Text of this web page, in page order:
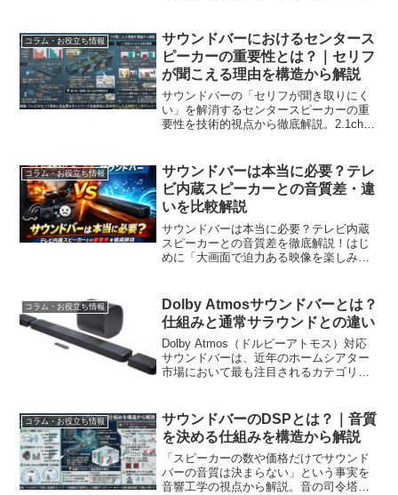
ぶつかる大きな壁があります。それが、
「サブウーファー内...
コラム・お役立ち情報
サウンドバーにおけるセンタース
ピーカーの重要性とは？｜セリフ
が聞こえる理由を構造から解説
サウンドバーの「セリフが聞き取りにく
い」を解消するセンタースピーカーの重
要性を技術的視点から徹底解説。2.1chと
で、スペック数値に騙されない本質的な
選び方と0円で改善する裏ワザを伝授しま
す。
コラム・お役立ち情報
サウンドバーは本当に必要？テレ
ビ内蔵スピーカーとの音質差・違
いを比較解説
サウンドバーは本当に必要？テレビ内蔵
スピーカーとの音質差を徹底解説！はじ
めに「大画面で迫力ある映像を楽しみた
麗なのに、なんだか音が物足りない…」
「セリフが聞き取りづら...
コラム・お役立ち情報
Dolby Atmosサウンドバーとは？
仕組みと通常サラウンドとの違い
Dolby Atmos（ドルビーアトモス）対応
サウンドバーは、近年のホームシアター
市場において最も注目されるカテゴリー
オブジェクト」として扱うことで、リス
ニングルームに...
コラム・お役立ち情報
サウンドバーのDSPとは？｜音質
を決める仕組みを構造から解説
「スピーカーの数や価格だけでサウンド
バーの音質は決まらない」という事実を
音響工学の視点から解説。音の司令塔で